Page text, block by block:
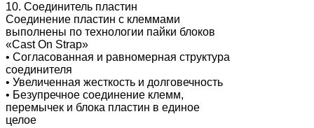
10. Соединитель пластин
Соединение пластин с клеммами
выполнены по технологии пайки блоков
«Cast On Strap»
• Согласованная и равномерная структура
соединителя
• Увеличенная жесткость и долговечность
• Безупречное соединение клемм,
перемычек и блока пластин в единое
целое